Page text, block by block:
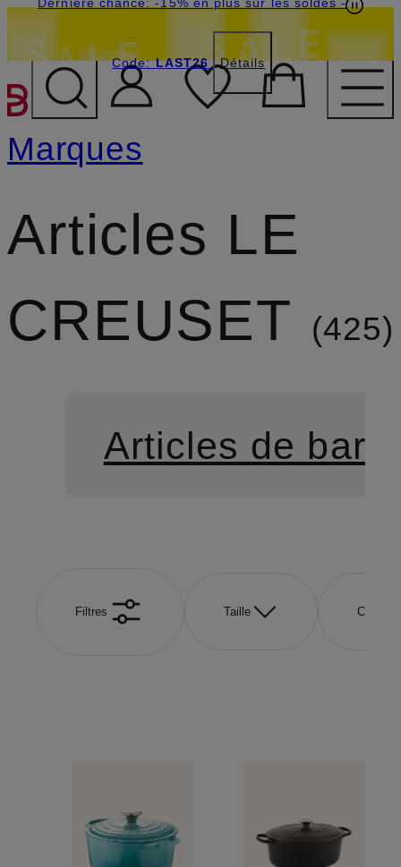
PASSER AU CONTENU
Code:LAST26 Détails
Marques
Articles LE
CREUSET
425
Articles de bar
Filtres Taille Couleur